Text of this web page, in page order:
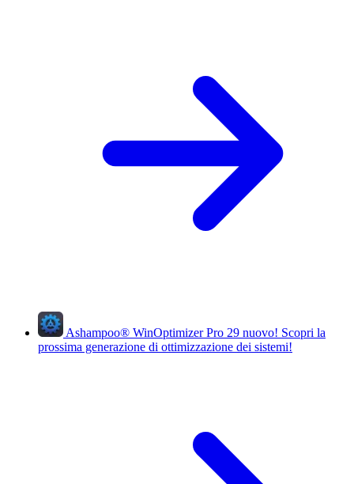
Ashampoo® WinOptimizer Pro 29 nuovo! Scopri la
prossima generazione di ottimizzazione dei sistemi!